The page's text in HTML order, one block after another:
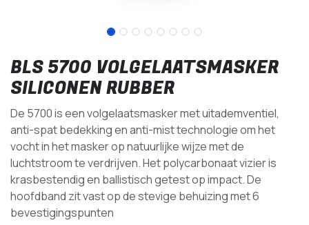
BLS 5700 VOLGELAATSMASKER
SILICONEN RUBBER
De 5700 is een volgelaatsmasker met uitademventiel,
anti-spat bedekking en anti-mist technologie om het
vocht in het masker op natuurlijke wijze met de
luchtstroom te verdrijven. Het polycarbonaat vizier is
krasbestendig en ballistisch getest op impact. De
hoofdband zit vast op de stevige behuizing met 6
bevestigingspunten